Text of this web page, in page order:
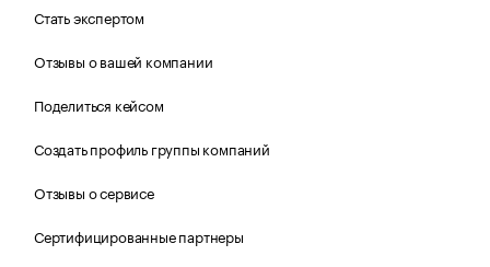
Стать экспертом
Отзывы о вашей компании
Поделиться кейсом
Создать профиль группы компаний
Отзывы о сервисе
Сертифицированные партнеры